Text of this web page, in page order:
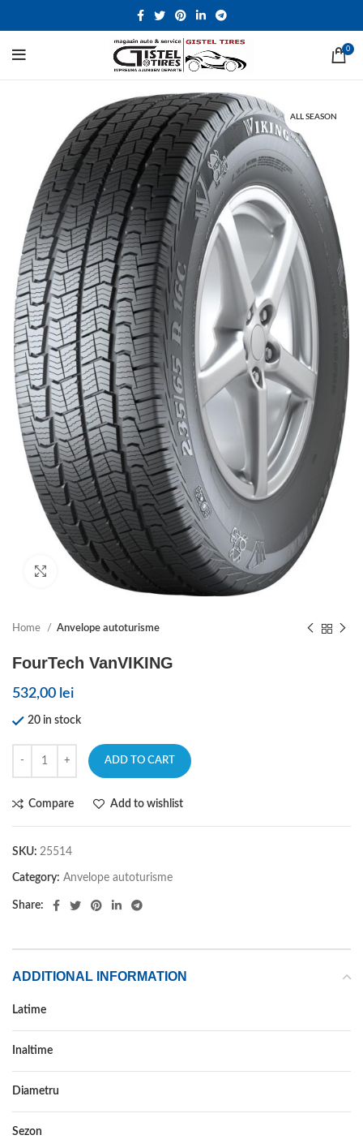
0
ALL SEASON
Click to enlarge
Home Anvelope autoturisme
FourTech VanVIKING
532,00 lei
20 in stock
ADD TO CART
Compare Add to wishlist
SKU: 25514
Category: Anvelope autoturisme
Share:
ADDITIONAL INFORMATION
Latime
Inaltime
Diametru
Sezon